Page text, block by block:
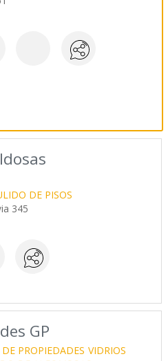
DE PISOS
345
GP
PROPIEDADES VIDRIOS